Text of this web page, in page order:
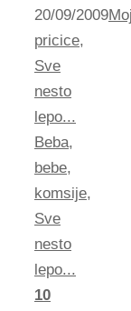
20/09/2009
pricice,
Sve
nesto
lepo...
Beba,
bebe,
komsije,
Sve
nesto
lepo...
10